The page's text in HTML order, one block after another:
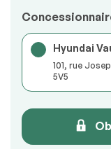
Hyundai
101, rue
5V5